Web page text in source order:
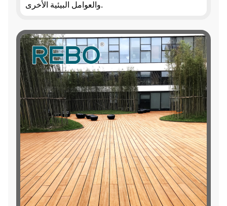
والعوامل البيئية الأخرى.